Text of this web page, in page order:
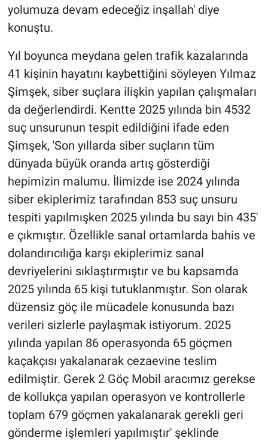
yolumuza devam edeceğiz inşallah' diye
konuştu.
Yıl boyunca meydana gelen trafik kazalarında
41 kişinin hayatını kaybettiğini söyleyen Yılmaz
Şimşek, siber suçlara ilişkin yapılan çalışmaları
da değerlendirdi. Kentte 2025 yılında bin 4532
suç unsurunun tespit edildiğini ifade eden
Şimşek, 'Son yıllarda siber suçların tüm
dünyada büyük oranda artış gösterdiği
hepimizin malumu. İlimizde ise 2024 yılında
siber ekiplerimiz tarafından 853 suç unsuru
tespiti yapılmışken 2025 yılında bu sayı bin 435'
e çıkmıştır. Özellikle sanal ortamlarda bahis ve
dolandırıcılığa karşı ekiplerimiz sanal
devriyelerini sıklaştırmıştır ve bu kapsamda
2025 yılında 65 kişi tutuklanmıştır. Son olarak
düzensiz göç ile mücadele konusunda bazı
verileri sizlerle paylaşmak istiyorum. 2025
yılında yapılan 86 operasyonda 65 göçmen
kaçakçısı yakalanarak cezaevine teslim
edilmiştir. Gerek 2 Göç Mobil aracımız gerekse
de kollukça yapılan operasyon ve kontrollerle
toplam 679 göçmen yakalanarak gerekli geri
gönderme işlemleri yapılmıştır' şeklinde